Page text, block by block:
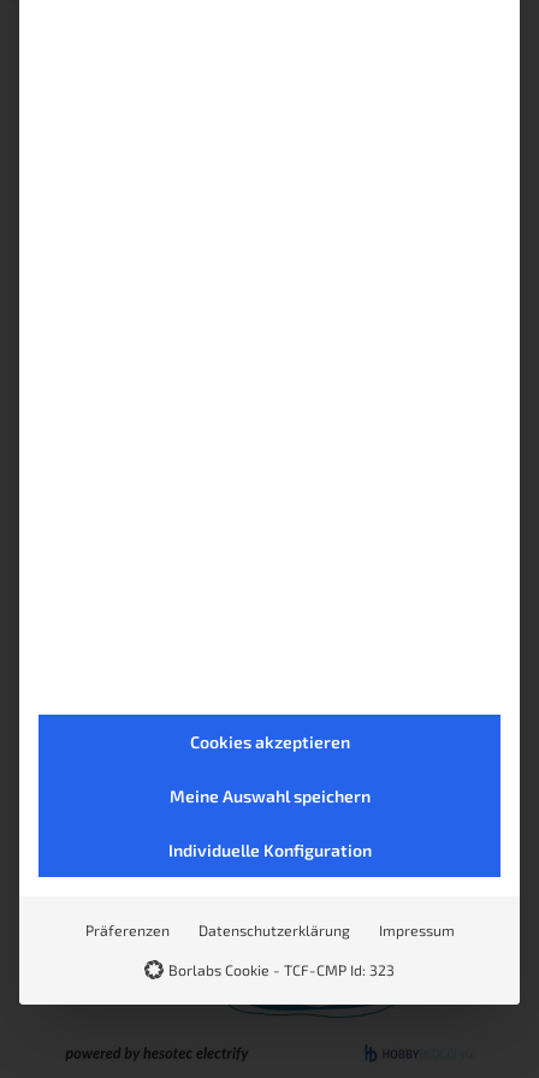
Cookies akzeptieren
Meine Auswahl speichern
Individuelle Konfiguration
Präferenzen Datenschutzerklärung Impressum
Borlabs Cookie - TCF-CMP Id: 323